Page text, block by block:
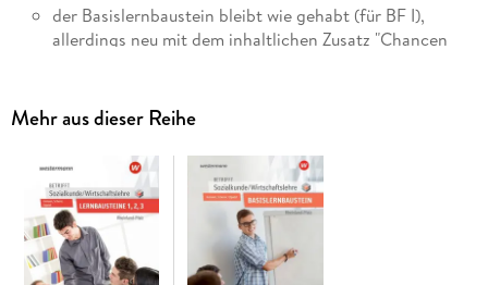
der Basislernbaustein bleibt wie gehabt (für BF I),
allerdings neu mit dem inhaltlichen Zusatz "Chancen
BS/HBF)
Lernbaustein 2 wird zu Lernbaustein 3 (für BF II und
BS/HBF)
Lernbaustein 3 und Lernbaustein "Wirtschaftslehre"
werden zu Lernbaustein 1(für BS/HBF)
Lernbaustein 4 wird zu Lernbaustein 6 (für BOS II)
Mehr aus dieser Reihe